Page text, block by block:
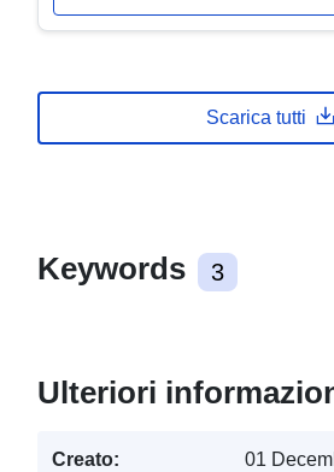
Scarica tutti
Keywords 3
Ulteriori
Creato: 01